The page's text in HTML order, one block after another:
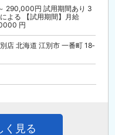
290,000円 試用期間あり 3
よる 【試用期間】月給
円
店 北海道 江別市 一番町 18‐
く見る